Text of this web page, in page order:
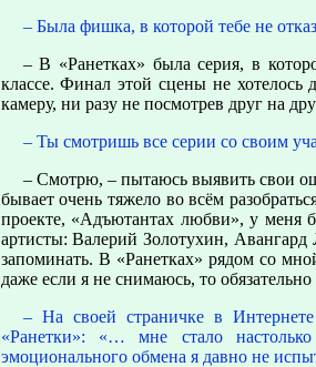
– Была фишка, в которой тебе не
– В «Ранетках» была серия, в
классе. Финал этой сцены не хотелось
камеру, ни разу не посмотрев друг на
– Ты смотришь все серии со своим
– Смотрю, – пытаюсь выявить свои
бывает очень тяжело во всём
проекте, «Адъютантах любви», у меня
артисты: Валерий Золотухин,
запоминать. В «Ранетках» рядом со
даже если я не снимаюсь, то
– На своей страничке в
«Ранетки»: «… мне стало
эмоционального обмена я давно не